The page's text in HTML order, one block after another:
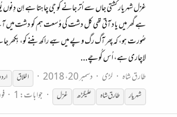
غزل شہریار کشتی جاں سے اُتر جانے کو جی چاہتا ہے اِن
ہے گھر میں یاد آتی تھی کل دشت کی وُسعت ہم کو دشت میں
صُورت ہو، کہ پِھر آگ رگ و پے میں بہے راکھ بننے کو، بِکھر
لاچاری ہے، اُس کُوچے...
طارق شاہ
لڑی دسمبر 20، 2018 اخلاق
شہریار
طارق شاہ علیگڑھ غزل جوابات: 1